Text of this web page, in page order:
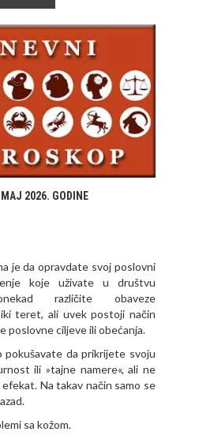
2026. GODINE
je da opravdate svoj poslovni
koje uživate u društvu
različite obaveze
teret, ali uvek postoji način
poslovne ciljeve ili obećanja.
pokušavate da prikrijete svoju
ili »tajne namere«, ali ne
Na takav način samo se
sa kožom.